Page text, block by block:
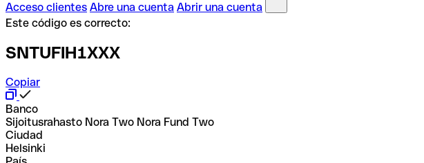
Acceso clientes Abre una cuenta Abrir una cuenta
Este código es correcto:
SNTUFIH1XXX
Copiar
Banco
Sijoitusrahasto Nora Two Nora Fund Two
Ciudad
Helsinki